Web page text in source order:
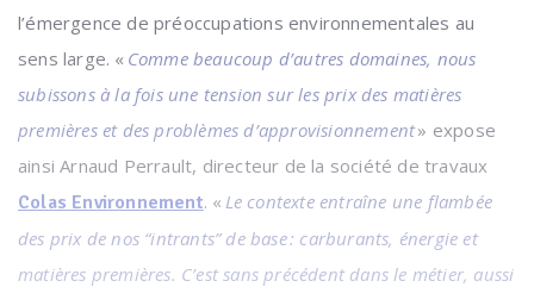
l’émergence de préoccupations environnementales au
sens large. « Comme beaucoup d’autres domaines, nous
subissons à la fois une tension sur les prix des matières
premières et des problèmes d’approvisionnement» expose
ainsi Arnaud Perrault, directeur de la société de travaux
Colas Environnement. « Le contexte entraîne une flambée
des prix de nos “intrants” de base : carburants, énergie et
matières premières. C’est sans précédent dans le métier, aussi